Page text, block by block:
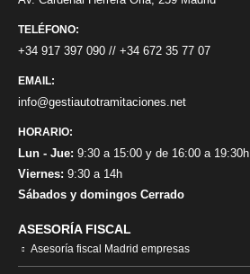
TELÉFONO:
+34 917 397 090 // +34 672 35 77 07
EMAIL:
info@gestiautotramitaciones.net
HORARIO:
Lun - Jue: 9:30 a 15:00 y de 16:00 a 19:30h
Viernes: 9:30 a 14h
Sábados y domingos Cerrado
ASESORÍA FISCAL
Asesoría fiscal Madrid empresas